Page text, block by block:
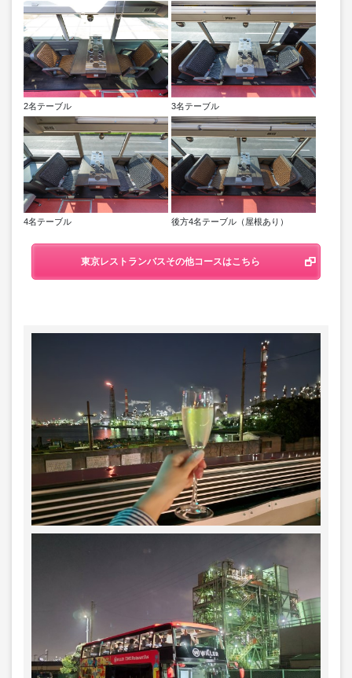
2名テーブル 3名テーブル
4名テーブル 後方4名テーブル（屋根あり）
東京レストランバスその他コースはこちら